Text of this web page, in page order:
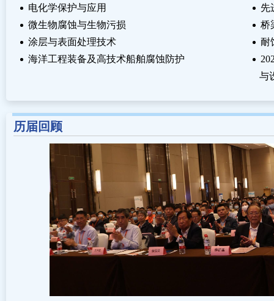
电化学保护与应用
微生物腐蚀与生物污损
涂层与表面处理技术
海洋工程装备及高技术船舶腐蚀防护
先
桥
耐
与
历届回顾